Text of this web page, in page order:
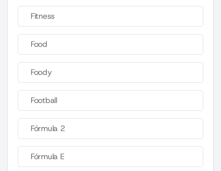
Fitness
Food
Foody
Football
Fórmula 2
Fórmula E